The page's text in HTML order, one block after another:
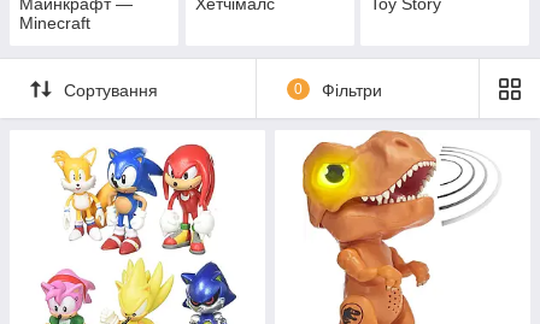
Майнкрафт —
Minecraft
Хетчімалс Toy Story
Сортування 0 Фільтри